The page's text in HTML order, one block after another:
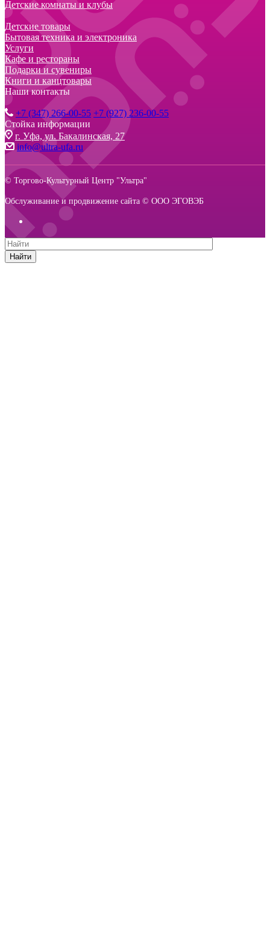
Детские комнаты и клубы
Детские товары
Бытовая техника и электроника
Услуги
Кафе и рестораны
Подарки и сувениры
Книги и канцтовары
Наши контакты
+7 (347) 266-00-55 +7 (927) 236-00-55
Стойка информации
г. Уфа, ул. Бакалинская, 27
info@ultra-ufa.ru
© Торгово-Культурный Центр "Ультра"
Обслуживание и продвижение сайта © ООО ЭГОВЭБ
Найти